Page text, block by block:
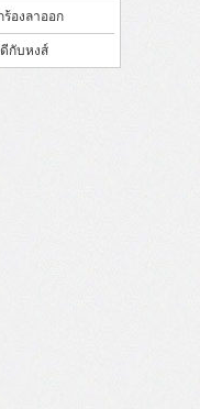
ร้องลาออก
กับหงส์